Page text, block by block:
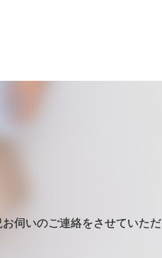
伺いのご連絡をさせていただ